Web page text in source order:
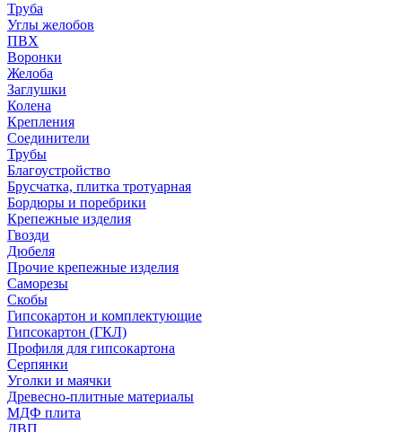
Труба
Углы желобов
ПВХ
Воронки
Желоба
Заглушки
Колена
Крепления
Соединители
Трубы
Благоустройство
Брусчатка, плитка тротуарная
Бордюры и поребрики
Крепежные изделия
Гвозди
Дюбеля
Прочие крепежные изделия
Саморезы
Скобы
Гипсокартон и комплектующие
Гипсокартон (ГКЛ)
Профиля для гипсокартона
Серпянки
Уголки и маячки
Древесно-плитные материалы
МДФ плита
ДВП